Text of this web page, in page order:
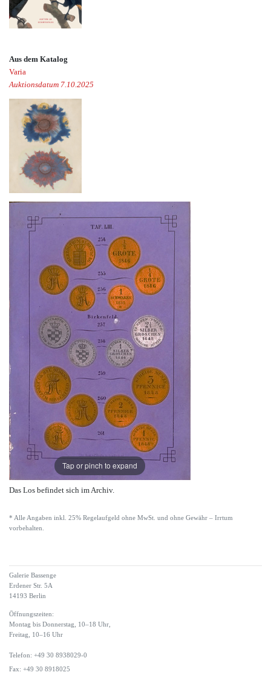
Aus dem Katalog
Varia
Auktionsdatum 7.10.2025
Tap or pinch to expand
Das Los befindet sich im Archiv.
* Alle Angaben inkl. 25% Regelaufgeld ohne MwSt. und ohne Gewähr – Irrtum
vorbehalten.
Galerie Bassenge
Erdener Str. 5A
14193 Berlin
Öffnungszeiten:
Montag bis Donnerstag, 10–18 Uhr,
Freitag, 10–16 Uhr
Telefon: +49 30 8938029-0
Fax: +49 30 8918025